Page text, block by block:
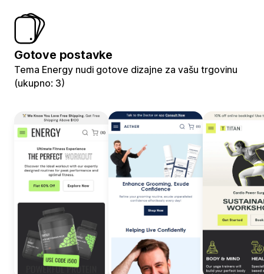
Gotove postavke
Tema Energy nudi gotove dizajne za vašu trgovinu
(ukupno: 3)